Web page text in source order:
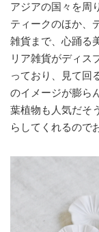
アジアの国々を周
ティークのほか、
雑貨まで、心踊る
リア雑貨がディス
っており、見て回
のイメージが膨ら
葉植物も人気だそ
らしてくれるので